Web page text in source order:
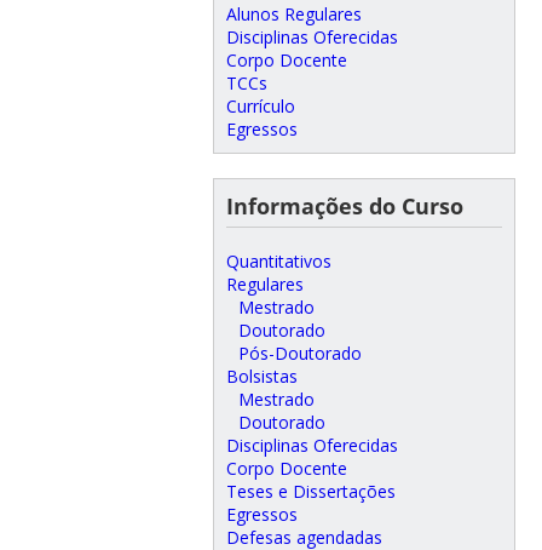
Alunos Regulares
Disciplinas Oferecidas
Corpo Docente
TCCs
Currículo
Egressos
Informações do Curso
Quantitativos
Regulares
Mestrado
Doutorado
Pós-Doutorado
Bolsistas
Mestrado
Doutorado
Disciplinas Oferecidas
Corpo Docente
Teses e Dissertações
Egressos
Defesas agendadas